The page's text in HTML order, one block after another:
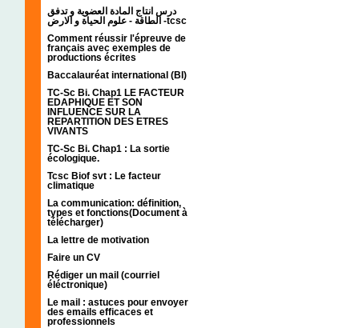
درس انتاج المادة العضوية و تدفق
الطاقة - علوم الحياة و الارض -tcsc
Comment réussir l'épreuve de
français avec exemples de
productions écrites
Baccalauréat international (BI)
TC-Sc Bi. Chap1 LE FACTEUR
EDAPHIQUE ET SON
INFLUENCE SUR LA
REPARTITION DES ETRES
VIVANTS
TC-Sc Bi. Chap1 : La sortie
écologique.
Tcsc Biof svt : Le facteur
climatique
La communication: définition,
types et fonctions(Document à
télécharger)
La lettre de motivation
Faire un CV
Rédiger un mail (courriel
éléctronique)
Le mail : astuces pour envoyer
des emails efficaces et
professionnels